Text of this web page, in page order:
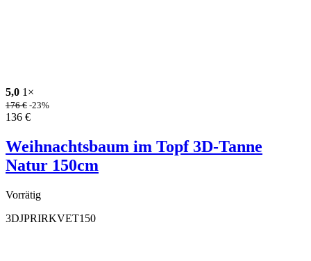
5,0 1×
176€ -23%
136 €
Weihnachtsbaum im Topf 3D-Tanne
Natur 150cm
Vorrätig
3DJPRIRKVET150